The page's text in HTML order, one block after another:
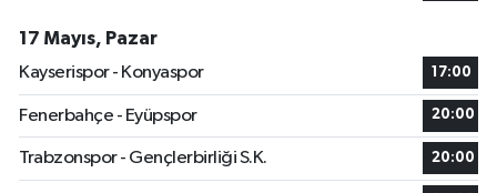
17 Mayıs, Pazar
Kayserispor - Konyaspor
17:00
Fenerbahçe - Eyüpspor 20:00
Trabzonspor - Gençlerbirliği S.K. 20:00